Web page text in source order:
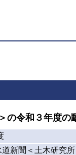
令和３年度
道新聞＜土木研究